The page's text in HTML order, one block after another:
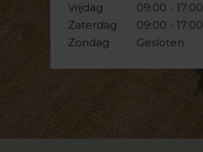
Vrijdag
Zaterdag
Zondag
09:00 - 17:00
09:00 - 17:00
Gesloten